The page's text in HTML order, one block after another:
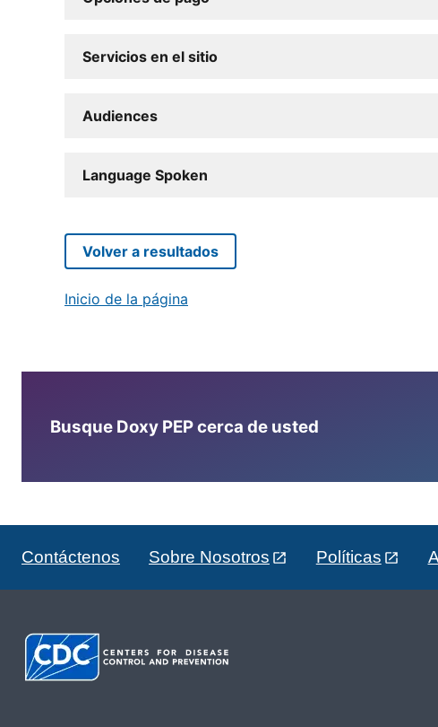
Servicios en el sitio
Audiences
Language Spoken
Volver a resultados
Inicio de la página
Busque Doxy PEP cerca de usted
Contáctenos Sobre Nosotros Políticas